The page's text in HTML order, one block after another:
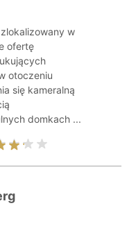
w
ofertę
otoczeniu
się kameralną
domkach ...